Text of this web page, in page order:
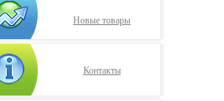
Новые товары
Контакты